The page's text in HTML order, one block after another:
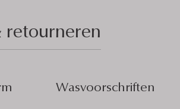
retourneren
Wasvoorschriften